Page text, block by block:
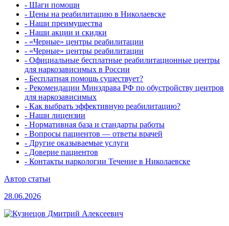
- Шаги помощи
- Цены на реабилитацию в Николаевске
- Наши преимущества
- Наши акции и скидки
- «Черные» центры реабилитации
- «Черные» центры реабилитации
- Официальные бесплатные реабилитационные центры
для наркозависимых в России
- Бесплатная помощь существует?
- Рекомендации Минздрава РФ по обустройству центров
для наркозависимых
- Как выбрать эффективную реабилитацию?
- Наши лицензии
- Нормативная база и стандарты работы
- Вопросы пациентов — ответы врачей
- Другие оказываемые услуги
- Доверие пациентов
- Контакты наркологии Течение в Николаевске
Автор статьи
28.06.2026